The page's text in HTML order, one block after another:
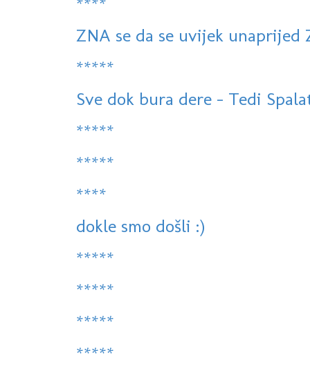
ZNA se da se uvijek unaprijed
*****
Sve dok bura dere - Tedi
*****
*****
****
dokle smo došli :)
*****
*****
*****
*****